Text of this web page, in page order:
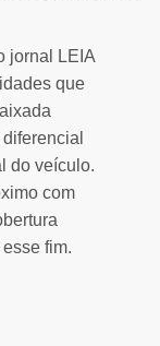
jornal LEIA
que
do veículo.
com
fim.